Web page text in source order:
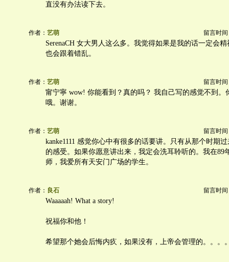
直没有办法读下去。
作者： 艺萌 留言时间
SerenaCH 女大男人这么多。我觉得如果是我的话一定会
也会跟着错乱。
作者： 艺萌 留言时间
甯宁寧 wow! 你能看到？真的吗？ 我自己写的感觉不到。
哦。谢谢。
作者： 艺萌 留言时间
kanke1111 感觉你心中有很多的话要讲。只有从那个时期
的感受。如果你愿意讲出来，我定会洗耳聆听的。我在89
师，我爱所有天安门广场的学生。
作者： 良石 留言时间
Waaaaah! What a story!
祝福你和他！
希望那个她会后悔内疚，如果没有，上帝会管理的。。。